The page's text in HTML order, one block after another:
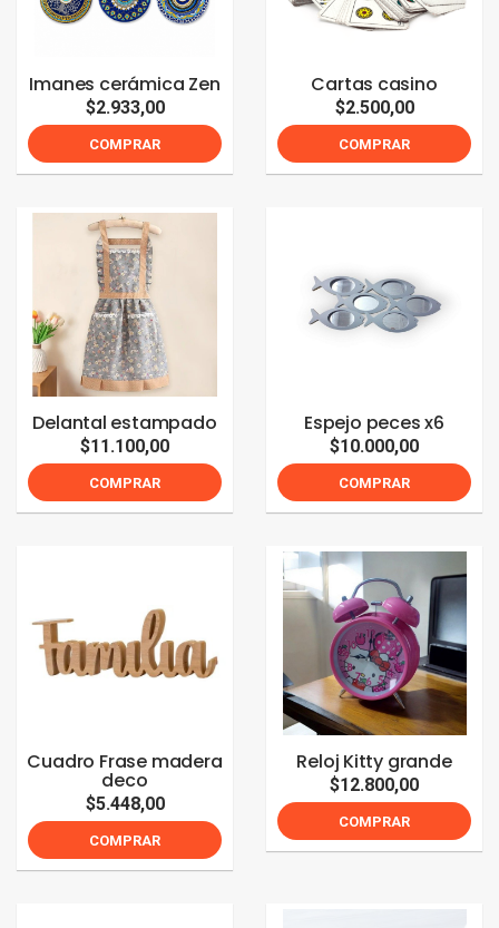
Imanes cerámica Zen
$2.933,00
COMPRAR
Cartas casino
$2.500,00
COMPRAR
Delantal estampado
$11.100,00
COMPRAR
Espejo peces x6
$10.000,00
COMPRAR
Cuadro Frase madera
deco
$5.448,00
COMPRAR
Reloj Kitty grande
$12.800,00
COMPRAR